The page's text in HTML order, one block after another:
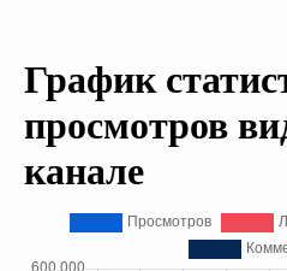
График
просмотров
канале